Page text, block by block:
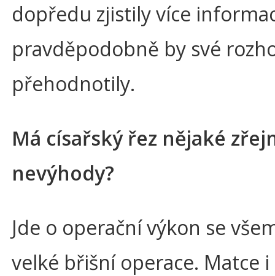
dopředu zjistily více
pravděpodobně by své
přehodnotily.
Má císařský řez nějaké
nevýhody?
Jde o operační výkon se
velké břišní operace. Matce